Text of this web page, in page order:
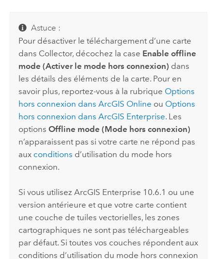
Astuce :
Pour désactiver le téléchargement d’une carte
dans Collector, décochez la case Enable offline
mode (Activer le mode hors connexion) dans
les détails des éléments de la carte. Pour en
savoir plus, reportez-vous à la rubrique Options
hors connexion dansArcGIS Online ou Options
hors connexion dansArcGIS Enterprise. Les
optionsOffline mode (Mode hors connexion)
n’apparaissent pas si votre carte ne répond pas
aux conditions d’utilisation du mode hors
connexion.
Si vous utilisezArcGIS Enterprise 10.6.1 ou une
version antérieure et que votre carte contient
une couche de tuiles vectorielles, les zones
cartographiques ne sont pas téléchargeables
par défaut. Si toutes vos couches répondent aux
conditions d’utilisation du mode hors connexion